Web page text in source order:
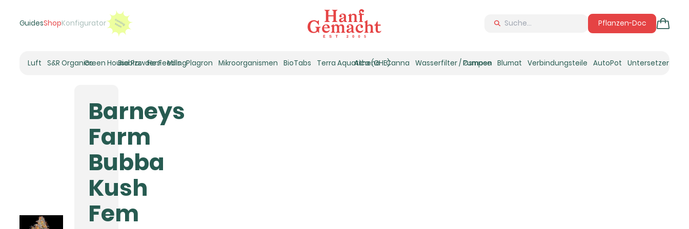
GuidesShopKonfigurator Pflanzen-Doc
Luft
Umluft-Ventilatoren
Rohrventilatoren
Luftentfeuchter
S&R OrganicsGreen House Powder Feeding
Biobizz Hesi Mills Plagron Mikroorganismen BioTabs Terra Aquatica (GHE)
Athena Canna Wasserfilter / Osmose
Pumpen Blumat Verbindungsteile AutoPot Untersetzer
Barneys
Farm
Bubba
Kush
Fem